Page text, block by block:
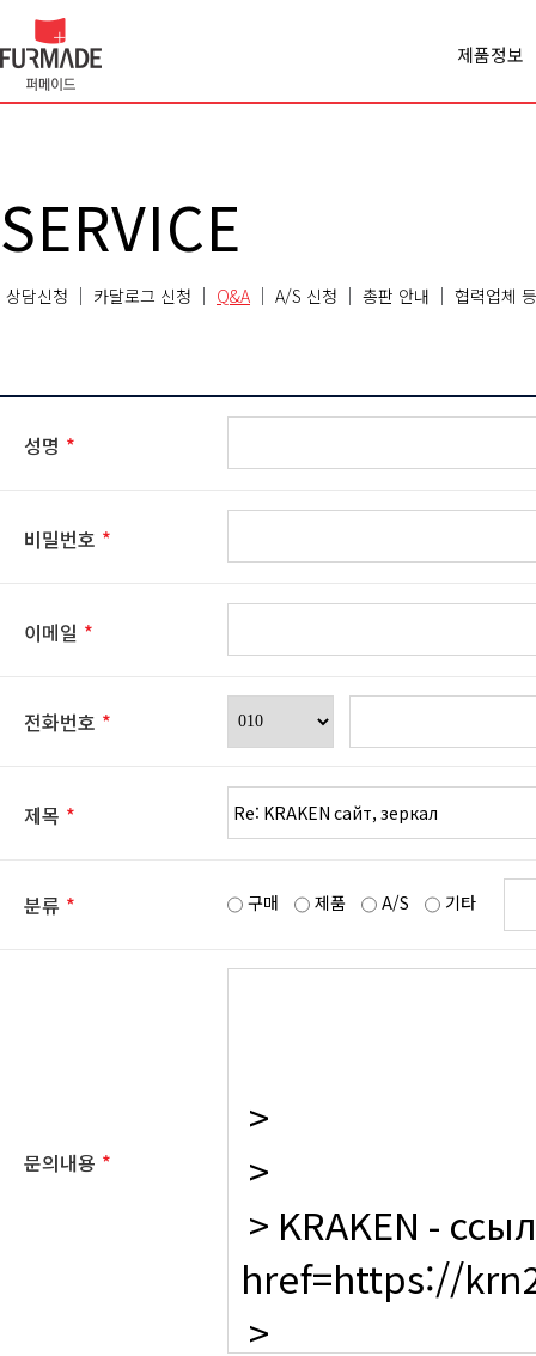
제품정보
Office
SERVICE
상담신청 카달로그 신청 Q&A A/S 신청 총판 안내 협력업체
성명 *
비밀번호 *
이메일 *
전화번호 *
제목 *
분류 * 구매 제품 A/S 기타
문의내용 *